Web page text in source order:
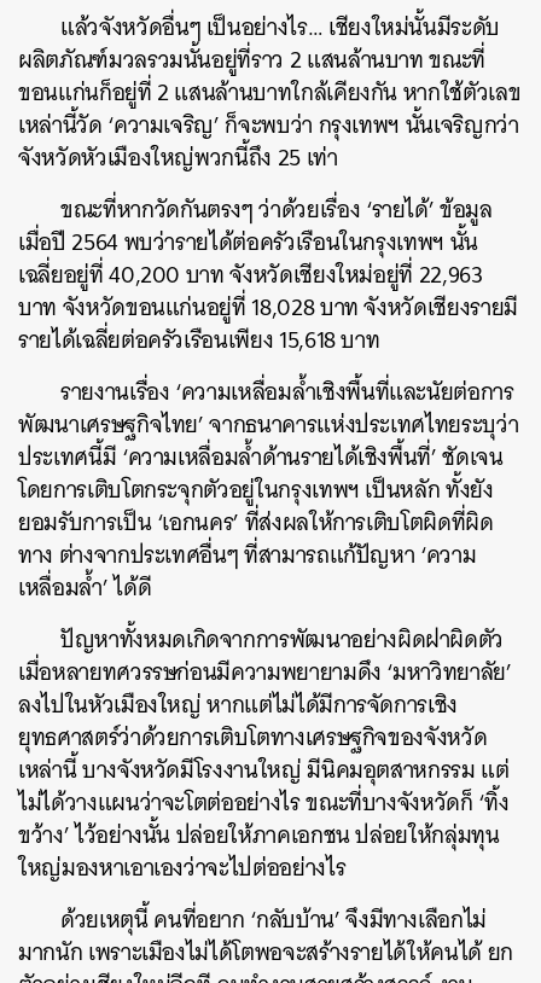
แล้วจังหวัดอื่นๆ เป็นอย่างไร… เชียงใหม่นั้นมีระดับ
ผลิตภัณฑ์มวลรวมนั้นอยู่ที่ราว 2 แสนล้านบาท ขณะที่
ขอนแก่นก็อยู่ที่ 2 แสนล้านบาทใกล้เคียงกัน หากใช้ตัวเลข
เหล่านี้วัด ‘ความเจริญ’ ก็จะพบว่า กรุงเทพฯ นั้นเจริญกว่า
จังหวัดหัวเมืองใหญ่พวกนี้ถึง 25 เท่า
ขณะที่หากวัดกันตรงๆ ว่าด้วยเรื่อง ‘รายได้’ ข้อมูล
เมื่อปี 2564 พบว่ารายได้ต่อครัวเรือนในกรุงเทพฯ นั้น
เฉลี่ยอยู่ที่ 40,200 บาท จังหวัดเชียงใหม่อยู่ที่ 22,963
บาท จังหวัดขอนแก่นอยู่ที่ 18,028 บาท จังหวัดเชียงรายมี
รายได้เฉลี่ยต่อครัวเรือนเพียง 15,618 บาท
รายงานเรื่อง ‘ความเหลื่อมล้ำเชิงพื้นที่และนัยต่อการ
พัฒนาเศรษฐกิจไทย’ จากธนาคารแห่งประเทศไทยระบุว่า
ประเทศนี้มี ‘ความเหลื่อมล้ำด้านรายได้เชิงพื้นที่’ ชัดเจน
โดยการเติบโตกระจุกตัวอยู่ในกรุงเทพฯ เป็นหลัก ทั้งยัง
ยอมรับการเป็น ‘เอกนคร’ ที่ส่งผลให้การเติบโตผิดที่ผิด
ทาง ต่างจากประเทศอื่นๆ ที่สามารถแก้ปัญหา ‘ความ
เหลื่อมล้ำ’ ได้ดี
ปัญหาทั้งหมดเกิดจากการพัฒนาอย่างผิดฝาผิดตัว
เมื่อหลายทศวรรษก่อนมีความพยายามดึง ‘มหาวิทยาลัย’
ลงไปในหัวเมืองใหญ่ หากแต่ไม่ได้มีการจัดการเชิง
ยุทธศาสตร์ว่าด้วยการเติบโตทางเศรษฐกิจของจังหวัด
เหล่านี้ บางจังหวัดมีโรงงานใหญ่ มีนิคมอุตสาหกรรม แต่
ไม่ได้วางแผนว่าจะโตต่ออย่างไร ขณะที่บางจังหวัดก็ ‘ทิ้ง
ขว้าง’ ไว้อย่างนั้น ปล่อยให้ภาคเอกชน ปล่อยให้กลุ่มทุน
ใหญ่มองหาเอาเองว่าจะไปต่ออย่างไร
ด้วยเหตุนี้ คนที่อยาก ‘กลับบ้าน’ จึงมีทางเลือกไม่
มากนัก เพราะเมืองไม่ได้โตพอจะสร้างรายได้ให้คนได้ ยก